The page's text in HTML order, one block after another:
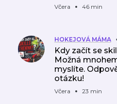
Včera 46 min
HOKEJOVÁ MÁMA
Kdy začít se
Možná
myslíte.
otázku!
Včera 23 min